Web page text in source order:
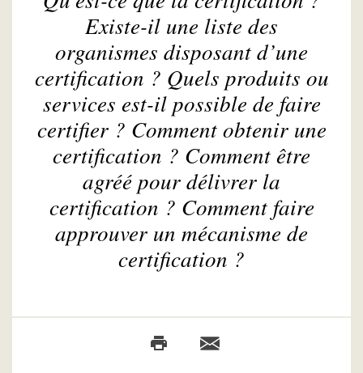
Existe-il une liste des
organismes disposant d’une
certification ? Quels produits ou
services est-il possible de faire
certifier ? Comment obtenir une
certification ? Comment être
agréé pour délivrer la
certification ? Comment faire
approuver un mécanisme de
certification ?